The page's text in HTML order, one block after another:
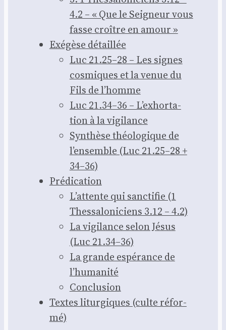
4.2 – « Que le Sei­gneur vous
fasse croître en amour »
Exé­gèse détaillée
Luc 21.25–28 – Les signes
cos­miques et la venue du
Fils de l’homme
Luc 21.34–36 – L’ex­hor­ta­
tion à la vigi­lance
Syn­thèse théo­lo­gique de
l’en­semble (Luc 21.25–28 +
34–36)
Pré­di­ca­tion
L’at­tente qui sanc­ti­fie (1
Thes­sa­lo­ni­ciens 3.12 – 4.2)
La vigi­lance selon Jésus
(Luc 21.34–36)
La grande espé­rance de
l’hu­ma­ni­té
Conclu­sion
Textes litur­giques (culte réfor­
mé)